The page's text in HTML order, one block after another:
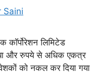
Saini
कॉर्पोरेशन लिमिटेड
और रुपये से अधिक एकत्र
को नकल कर दिया गया